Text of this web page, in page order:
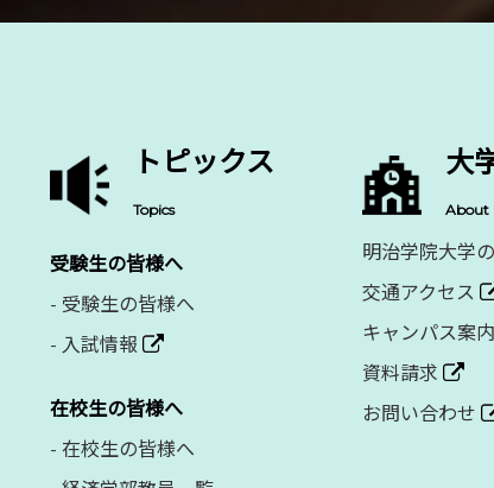
トピックス
Topics
受験生の皆様へ
- 受験生の皆様へ
- 入試情報
在校生の皆様へ
- 在校生の皆様へ
大
About
明治学院大学
交通アクセス
キャンパス案内
資料請求
お問い合わせ